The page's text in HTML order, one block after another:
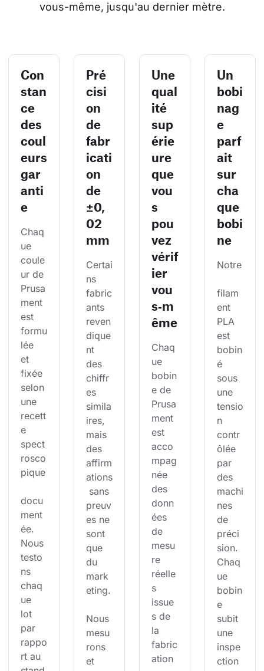
vous-même, jusqu'au dernier mètre.
Con
stan
ce
des
coul
eurs
gar
anti
e
Chaq
ue
coule
ur de
Prusa
ment
est
formu
lée
et
fixée
selon
une
recett
e
spect
rosco
pique
docu
ment
ée.
Nous
testo
ns
chaq
ue
lot
par
rappo
rt au
Pré
cisi
on
de
fabr
icati
on
de
±0,
02
mm
Certai
ns
fabric
ants
reven
dique
nt
des
chiffr
es
simila
ires,
mais
des
affirm
ations
sans
preuv
es ne
sont
que
du
mark
eting.
Nous
mesu
rons
et
Une
qual
ité
sup
érie
ure
que
vou
s
pou
vez
vérif
ier
vou
s‑m
ême
Chaq
ue
bobin
e de
Prusa
ment
est
acco
mpag
née
des
donn
ées
de
mesu
re
réelle
s
issue
s de
la
fabric
ation
Un
bobi
nag
e
parf
ait
sur
cha
que
bobi
ne
Notre
filam
ent
PLA
est
bobin
é
sous
une
tensio
n
contr
ôlée
par
des
machi
nes
de
préci
sion.
Chaq
ue
bobin
e
subit
une
inspe
ction